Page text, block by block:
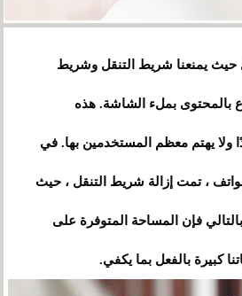
حيث يمنعنا شريط التنقل وشريط
بالمحتوى بملء الشاشة. هذه
ولا يهتم معظم المستخدمين بها. في
، تمت إزالة شريط التنقل ، حيث
فإن المساحة المتوفرة على
كبيرة بالفعل بما يكفي.